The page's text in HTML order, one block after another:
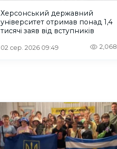
Херсонський державний
університет отримав понад 1,4
тисячі заяв від вступників
02 сер. 2026 09:49 2,068